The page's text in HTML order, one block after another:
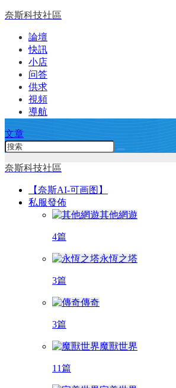
奈斯科技社區
論壇
快訊
小店
问答
供求
視頻
導航
文章
奈斯科技社區
【奈斯AI-可画图】
私服發佈
其他網遊
4篇
永恆之塔
3篇
傳奇
3篇
魔獸世界
11篇